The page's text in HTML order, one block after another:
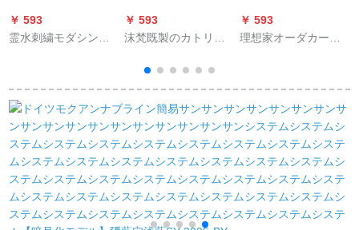
￥ 593
霊水刺繍モダシンサ
ンサンサンサンサン
サンサンサンサンサ
ンサンサンサンサン
サンサンサンサンサ
ンサンサンサンサン
サンサンサンサンサ
ンサンサンサンサン
サンサンサンサンサ
￥ 593
沫梵既製のカトリッ
モンモリヴィティー
北欧無地M 012-9 3.0
枚X 2.5高.フルク1錠
￥ 593
理想家オーダカーン
本记忆定型1级遮光布
カーターターテンヒ
ーカラーオーシャン
毎米